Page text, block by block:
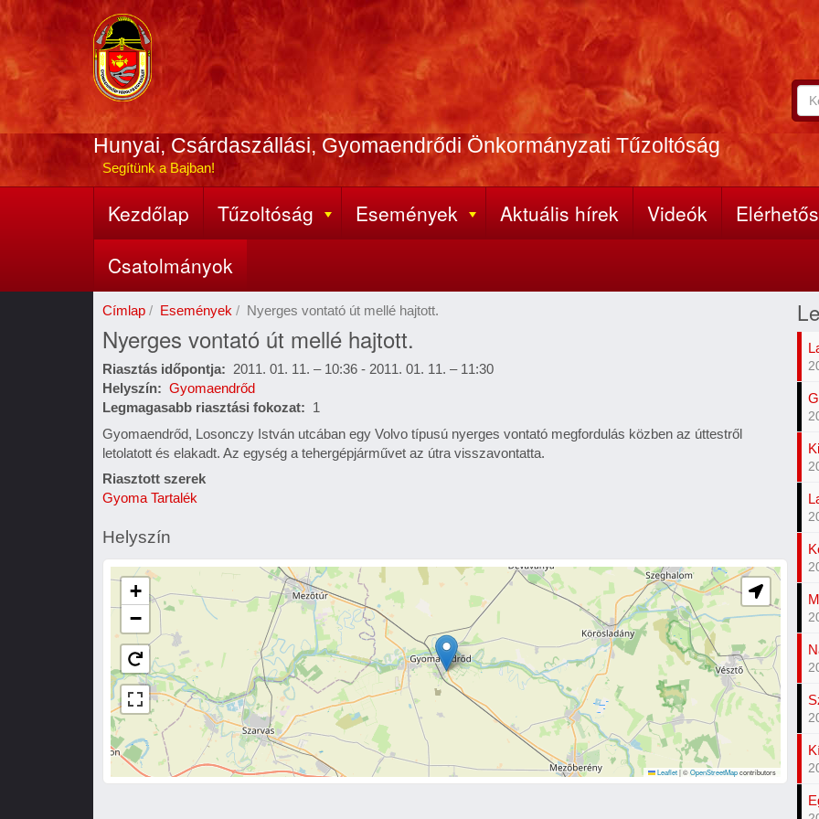
Ugrás
a
tartalomra
Hunyai, Csárdaszállási, Gyomaendrődi Önkormányzati Tűzoltóság
Segítünk a Bajban!
A
Fő
navigáció
Kezdőlap Tűzoltóság Események Aktuális hírek Videók
Csatolmányok
Címlap Események Nyerges vontató út mellé hajtott.
Nyerges vontató út mellé hajtott.
Riasztás időpontja 2011. 01. 11. – 10:36- 2011. 01. 11. – 11:30
Helyszín
Gyomaendrőd
Legmagasabb riasztási fokozat
1
Gyomaendrőd, Losonczy István utcában egy Volvo típusú nyerges vontató megfordulás közben az úttestről
letolatott és elakadt. Az egység a tehergépjárművet az útra visszavontatta.
Riasztott szerek
Gyoma Tartalék
Helyszín
+
−
Leaflet |©OpenStreetMapcontributors